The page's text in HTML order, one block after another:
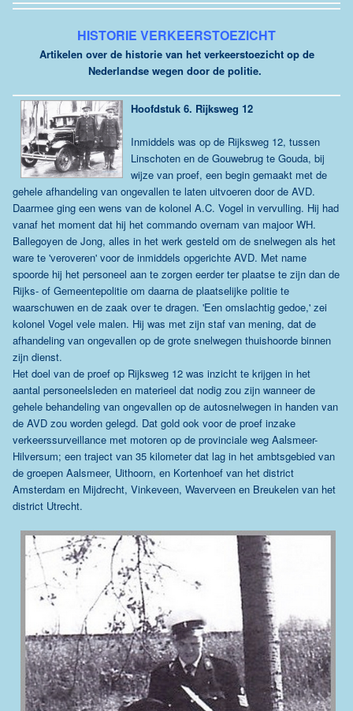
HISTORIE VERKEERSTOEZICHT
Artikelen over de historie van het verkeerstoezicht op de
Nederlandse wegen door de politie.
Hoofdstuk 6. Rijksweg 12
Inmiddels was op de Rijksweg 12, tussen
Linschoten en de Gouwebrug te Gouda, bij
wijze van proef, een begin gemaakt met de
gehele afhandeling van ongevallen te laten uitvoeren door de AVD.
Daarmee ging een wens van de kolonel A.C. Vogel in vervulling. Hij had
vanaf het moment dat hij het commando overnam van majoor WH.
Ballegoyen de Jong, alles in het werk gesteld om de snelwegen als het
ware te 'veroveren' voor de inmiddels opgerichte AVD. Met name
spoorde hij het personeel aan te zorgen eerder ter plaatse te zijn dan de
Rijks- of Gemeentepolitie om daarna de plaatselijke politie te
waarschuwen en de zaak over te dragen. 'Een omslachtig gedoe,' zei
kolonel Vogel vele malen. Hij was met zijn staf van mening, dat de
afhandeling van ongevallen op de grote snelwegen thuishoorde binnen
zijn dienst.
Het doel van de proef op Rijksweg 12 was inzicht te krijgen in het
aantal personeelsleden en materieel dat nodig zou zijn wanneer de
gehele behandeling van ongevallen op de autosnelwegen in handen van
de AVD zou worden gelegd. Dat gold ook voor de proef inzake
verkeerssurveillance met motoren op de provinciale weg Aalsmeer-
Hilversum; een traject van 35 kilometer dat lag in het ambtsgebied van
de groepen Aalsmeer, Uithoorn, en Kortenhoef van het district
Amsterdam en Mijdrecht, Vinkeveen, Waverveen en Breukelen van het
district Utrecht.